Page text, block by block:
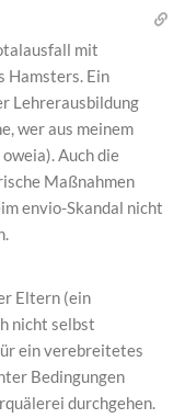
mit
Hamsters. Ein
Lehrerausbildung
wer aus meinem
Auch die
Maßnahmen
envio-Skandal nicht
Eltern (ein
nicht selbst
ein verebreitetes
Bedingungen
durchgehen.